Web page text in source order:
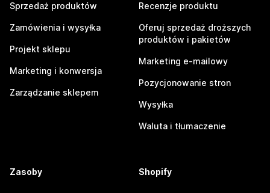
Sprzedaż produktów
Zamówienia i wysyłka
Projekt sklepu
Marketing i konwersja
Zarządzanie sklepem
Recenzje produktu
Oferuj sprzedaż droższych
produktów i pakietów
Marketing e-mailowy
Pozycjonowanie stron
Wysyłka
Waluta i tłumaczenie
Zasoby Shopify